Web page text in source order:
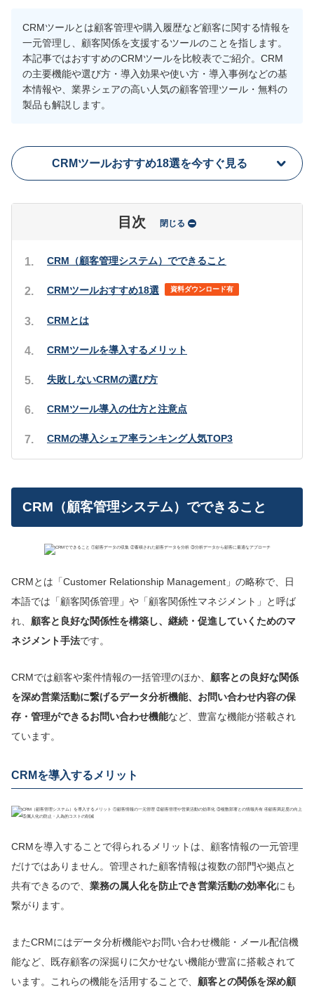
CRMツールとは顧客管理や購入履歴など顧客に関する情報を
一元管理し、顧客関係を支援するツールのことを指します。
本記事ではおすすめのCRMツールを比較表でご紹介。CRM
の主要機能や選び方・導入効果や使い方・導入事例などの基
本情報や、業界シェアの高い人気の顧客管理ツール・無料の
製品も解説します。
CRMツールおすすめ18選を今すぐ見る
目次 閉じる
CRM（顧客管理システム）でできること
CRMツールおすすめ18選 資料ダウンロード有
CRMとは
CRMツールを導入するメリット
失敗しないCRMの選び方
CRMツール導入の仕方と注意点
CRMの導入シェア率ランキング人気TOP3
CRM（顧客管理システム）でできること
CRMとは「Customer Relationship Management」の略称で、日
本語では「顧客関係管理」や「顧客関係性マネジメント」と呼ば
れ、 顧客と良好な関係性を構築し、継続・促進していくためのマ
ネジメント手法です。
CRMでは顧客や案件情報の一括管理のほか、 顧客との良好な関係
を深め営業活動に繋げるデータ分析機能、お問い合わせ内容の保
存・管理ができるお問い合わせ機能など、豊富な機能が搭載され
ています。
CRMを導入するメリット
CRMを導入することで得られるメリットは、顧客情報の一元管理
だけではありません。管理された顧客情報は複数の部門や拠点と
共有できるので、 業務の属人化を防止でき営業活動の効率化にも
繋がります。
またCRMにはデータ分析機能やお問い合わせ機能・メール配信機
能など、既存顧客の深掘りに欠かせない機能が豊富に搭載されて
います。これらの機能を活用することで、 顧客との関係を深め顧